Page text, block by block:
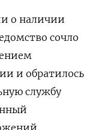
о наличии
сочло
и обратилось
службу